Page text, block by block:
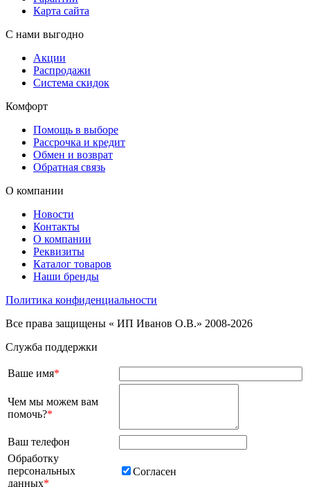
Карта сайта
С нами выгодно
Акции
Распродажи
Система скидок
Комфорт
Помощь в выборе
Рассрочка и кредит
Обмен и возврат
Обратная связь
О компании
Новости
Контакты
О компании
Реквизиты
Каталог товаров
Наши бренды
Политика конфиденциальности
Все права защищены « ИП Иванов О.В.» 2008-2026
Служба поддержки
Ваше имя*
Чем мы можем вам
помочь?*
Ваш телефон
Обработку
персональных
данных*
Согласен